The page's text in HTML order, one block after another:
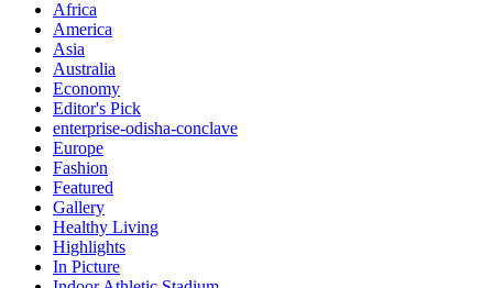
Africa
America
Asia
Australia
Economy
Editor's Pick
enterprise-odisha-conclave
Europe
Fashion
Featured
Gallery
Healthy Living
Highlights
In Picture